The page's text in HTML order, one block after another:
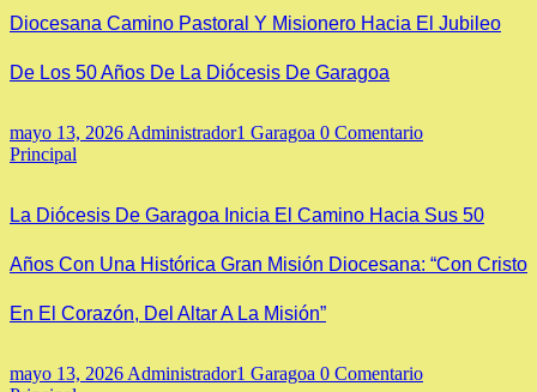
Diocesana Camino Pastoral Y Misionero Hacia El Jubileo
De Los 50 Años De La Diócesis De Garagoa
mayo 13, 2026 Administrador1 Garagoa 0 Comentario
Principal
La Diócesis De Garagoa Inicia El Camino Hacia Sus 50
Años Con Una Histórica Gran Misión Diocesana: “Con Cristo
En El Corazón, Del Altar A La Misión”
mayo 13, 2026Administrador1 Garagoa 0 Comentario